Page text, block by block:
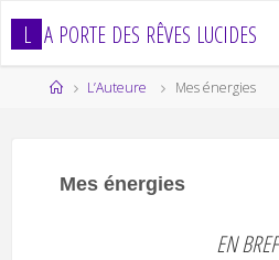
L A PORTE DES RÊVES LUCIDES
HomeL’Auteure Mes énergies
Mes énergies
EN BREF